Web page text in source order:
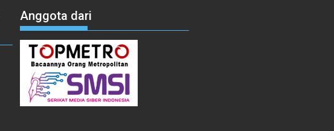
Anggota dari